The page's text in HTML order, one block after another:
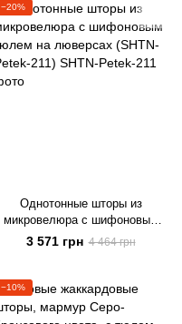
−20%
Однотонные шторы из
микровелюра с шифоновым
тюлем на люверсах (SHTN-
Petek-211)
3 571 грн 4 464 грн
−10%